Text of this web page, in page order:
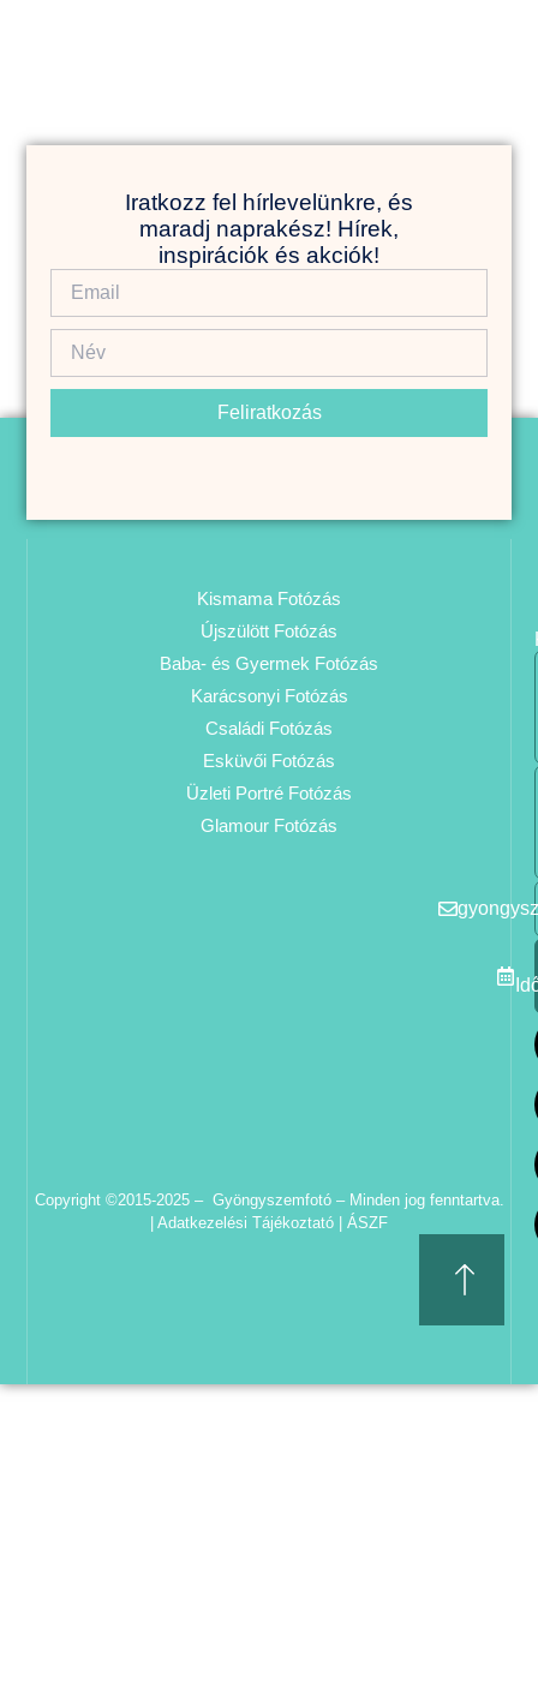
Iratkozz fel hírlevelünkre, és
maradj naprakész! Hírek,
inspirációk és akciók!
Feliratkozás
Kismama Fotózás
Újszülött Fotózás
Baba- és Gyermek Fotózás
Karácsonyi Fotózás
Családi Fotózás
Esküvői Fotózás
Üzleti Portré Fotózás
Glamour Fotózás
Copyright ©2015-2025 – Gyöngyszemfotó – Minden jog fenntartva.
| Adatkezelési Tájékoztató | ÁSZF